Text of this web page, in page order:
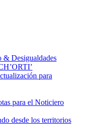
& Desigualdades
para
para el Noticiero
desde los territorios